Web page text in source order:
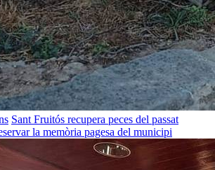
Sant Fruitós recupera peces del passat
la memòria pagesa del municipi